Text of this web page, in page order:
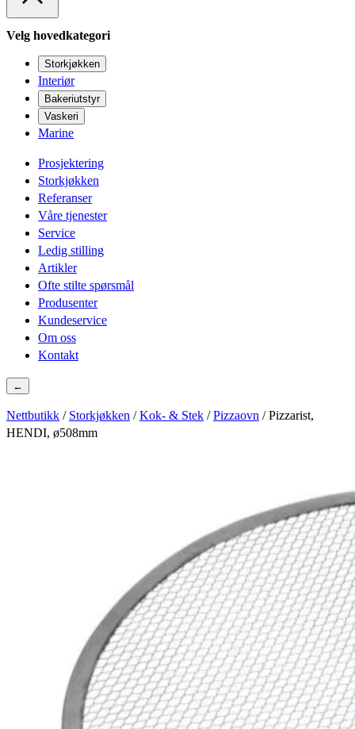
Velg hovedkategori
Storkjøkken
Interiør
Bakeriutstyr
Vaskeri
Marine
Prosjektering
Storkjøkken
Referanser
Våre tjenester
Service
Ledig stilling
Artikler
Ofte stilte spørsmål
Produsenter
Kundeservice
Om oss
Kontakt
←
Nettbutikk / Storkjøkken /Kok- & Stek /Pizzaovn / Pizzarist,
HENDI, ø508mm